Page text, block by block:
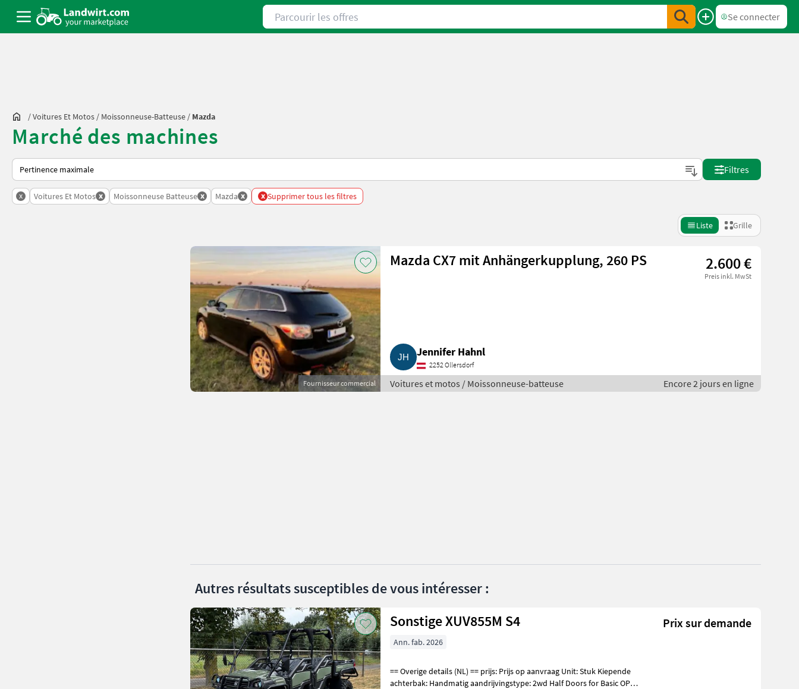
Parcourir les offres
Se connecter
/Voitures Et Motos / Moissonneuse-Batteuse / Mazda
Marché des machines
Voici comment les annonces sont triées sur Landwirt.com
Filtres
x Voitures Et Motos x Moissonneuse Batteuse x Mazda x x Supprimer tous les filtres
Liste Grille
Fournisseur commercial
Mazda CX7 mit Anhängerkupplung, 260 PS 2.600 €
Preis inkl. MwSt
Jennifer Hahnl
2252 Ollersdorf
Voitures et motos / Moissonneuse-batteuse Encore 2 jours en ligne
Autres résultats susceptibles de vous intéresser :
Sonstige XUV855M S4 Prix sur demande
Ann. fab. 2026
== Overige details (NL) == prijs: Prijs op aanvraag Unit: Stuk Kiepende
achterbak: Handmatig aandrijvingstype: 2wd Half Doors for Basic OPS